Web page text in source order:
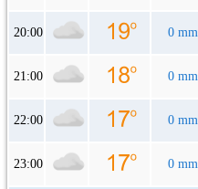
20:00 0 mm
21:00 0 mm
22:00 0 mm
23:00 0 mm